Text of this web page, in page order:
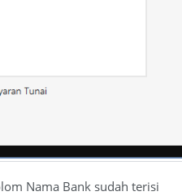
Nama Bank sudah terisi